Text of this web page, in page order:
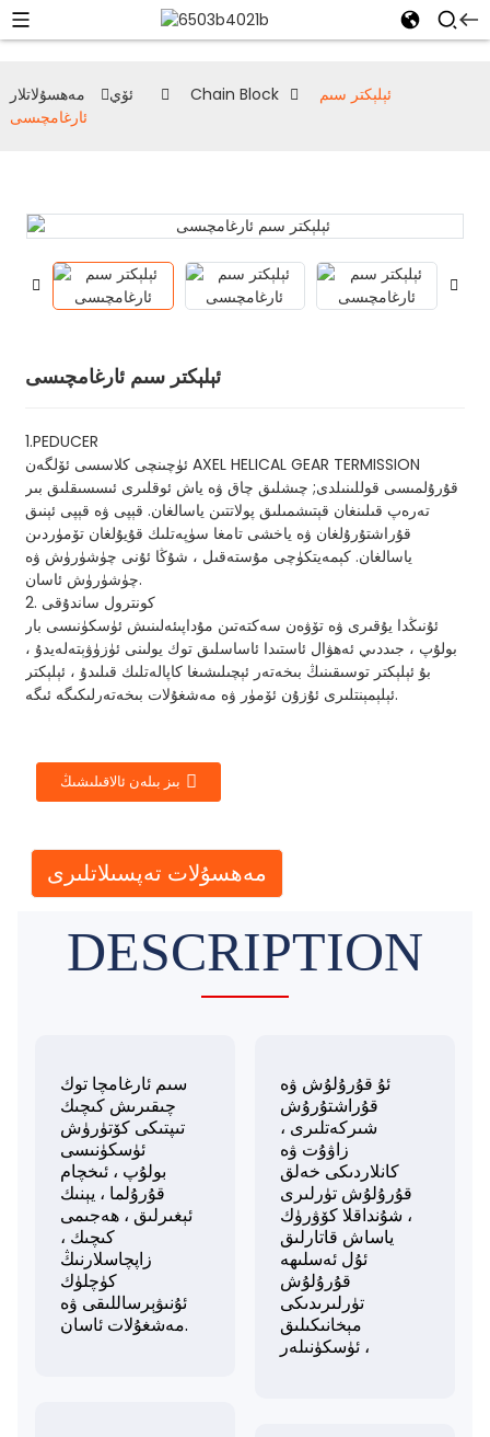
ئۆي مەھسۇلاتلار Chain Block
ئېلېكتر سىم
ئارغامچىسى
ئېلېكتر سىم ئارغامچىسى
1.PEDUCER
ئۈچىنچى كلاسسى ئۆلگەن AXEL HELICAL GEAR TERMISSION
قۇرۇلمىسى قوللىنىلدى; چىشلىق چاق ۋە ياش ئوقلىرى ئىسسىقلىق بىر
تەرەپ قىلىنغان قېتىشمىلىق پولاتتىن ياسالغان. قېپى ۋە قېپى ئېنىق
قۇراشتۇرۇلغان ۋە ياخشى تامغا سۈپەتلىك قۇيۇلغان تۆمۈردىن
ياسالغان. كېمەيتكۈچى مۇستەقىل ، شۇڭا ئۇنى چۈشۈرۈش ۋە
چۈشۈرۈش ئاسان.
2. كونترول ساندۇقى
ئۇنىڭدا يۇقىرى ۋە تۆۋەن سەكتەتىن مۇداپىئەلىنىش ئۈسكۈنىسى بار
بولۇپ ، جىددىي ئەھۋال ئاستىدا ئاساسلىق توك يولىنى ئۈزۈۋېتەلەيدۇ ،
بۇ ئېلېكتر توسىقىنىڭ بىخەتەر ئېچىلىشىغا كاپالەتلىك قىلىدۇ ، ئېلېكتر
ئېلېمېنتلىرى ئۇزۇن ئۆمۈر ۋە مەشغۇلات بىخەتەرلىكىگە ئىگە.
بىز بىلەن ئالاقىلىشىڭ
مەھسۇلات تەپسىلاتلىرى
DESCRIPTION
سىم ئارغامچا توك
چىقىرىش كىچىك
تىپتىكى كۆتۈرۈش
ئۈسكۈنىسى
بولۇپ ، ئىخچام
قۇرۇلما ، يېنىك
ئېغىرلىق ، ھەجىمى
كىچىك ،
زاپچاسلارنىڭ
كۈچلۈك
ئۇنىۋېرساللىقى ۋە
مەشغۇلات ئاسان.
ئۇ قۇرۇلۇش ۋە
قۇراشتۇرۇش
شىركەتلىرى ،
زاۋۇت ۋە
كانلاردىكى خەلق
قۇرۇلۇش تۈرلىرى
، شۇنداقلا كۆۋرۈك
ياساش قاتارلىق
ئۇل ئەسلىھە
قۇرۇلۇش
تۈرلىرىدىكى
مېخانىكىلىق
ئۈسكۈنىلەر ،